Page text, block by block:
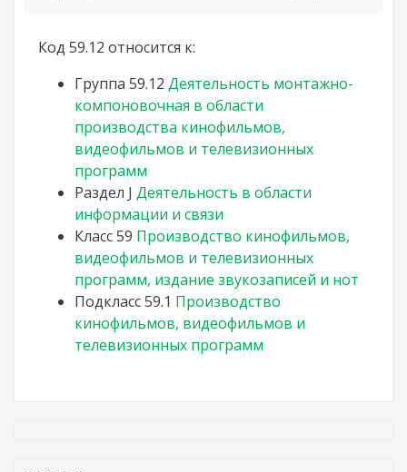
Код 59.12 относится к:
Группа 59.12 Деятельность монтажно-
компоновочная в области
производства кинофильмов,
видеофильмов и телевизионных
программ
Раздел J Деятельность в области
информации и связи
Класс59 Производство кинофильмов,
видеофильмов и телевизионных
программ, издание звукозаписей и нот
Подкласс59.1 Производство
кинофильмов, видеофильмов и
телевизионных программ